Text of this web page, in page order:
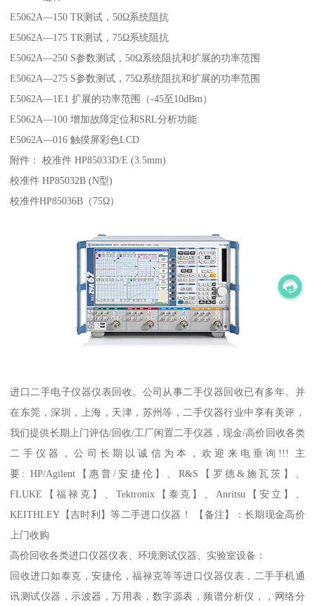
E5062A—150 TR测试，50Ω系统阻抗
E5062A—175 TR测试，75Ω系统阻抗
E5062A—250 S参数测试，50Ω系统阻抗和扩展的功率范围
E5062A—275 S参数测试，75Ω系统阻抗和扩展的功率范围
E5062A—1E1 扩展的功率范围（-45至10dBm）
E5062A—100 增加故障定位和SRL分析功能
E5062A—016 触摸屏彩色LCD
附件： 校准件 HP85033D/E (3.5mm)
校准件 HP85032B (N型)
校准件HP85036B（75Ω）
进口二手电子仪器仪表回收。公司从事二手仪器回收已有多年。并
在东莞，深圳，上海，天津，苏州等，二手仪器行业中享有美评，
我们提供长期上门评估/回收/工厂闲置二手仪器，现金/高价回收各类
二手仪器，公司长期以诚信为本，欢迎来电垂询!!! 主
要: HP/Agilent【惠普/安捷伦】、R&S【罗德&施瓦茨】、
FLUKE【福禄克】、Tektronix【泰克】、Anritsu【安立】、
KEITHLEY【吉时利】等二手进口仪器！ 【备注】：长期现金高价
上门收购
高价回收各类进口仪器仪表、环境测试仪器、实验室设备：
回收进口如泰克，安捷伦，福禄克等等进口仪器仪表，二手手机通
讯测试仪器，示波器，万用表，数字源表，频谱分析仪，，网络分